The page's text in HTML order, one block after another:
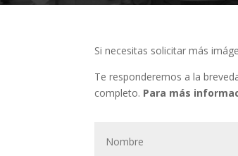
Si necesitas solicitar más
Te responderemos a la
completo. Para más